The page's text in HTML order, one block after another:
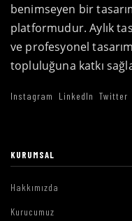
benimseyen bir
platformudur. Aylık
ve profesyonel
topluluğuna katkı
Instagram LinkedIn Twitter
KURUMSAL
Hakkımızda
Kurucumuz